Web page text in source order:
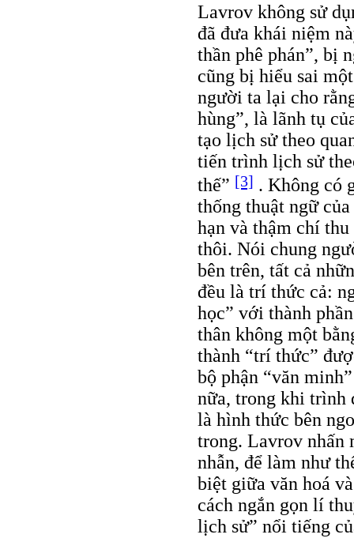
Lavrov không sử
đã đưa khái niệm
thần phê phán”, bị
cũng bị hiểu sai
người ta lại cho
hùng”, là lãnh tụ
tạo lịch sử theo
tiến trình lịch sử
thế” [3] . Không có
thống thuật ngữ
hạn và thậm chí
thôi. Nói chung
bên trên, tất cả
đều là trí thức cả:
học” với thành
thân không một
thành “trí thức”
bộ phận “văn
nữa, trong khi trình
là hình thức bên
trong. Lavrov nhấn
nhẫn, để làm như
biệt giữa văn hoá
cách ngắn gọn lí
lịch sử” nổi tiếng